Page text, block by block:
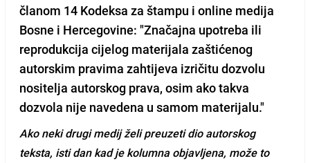
članom 14 Kodeksa za štampu i online medija
Bosne i Hercegovine: "Značajna upotreba ili
reprodukcija cijelog materijala zaštićenog
autorskim pravima zahtijeva izričitu dozvolu
nositelja autorskog prava, osim ako takva
dozvola nije navedena u samom materijalu."
Ako neki drugi medij želi preuzeti dio autorskog
teksta, isti dan kad je kolumna objavljena, može to